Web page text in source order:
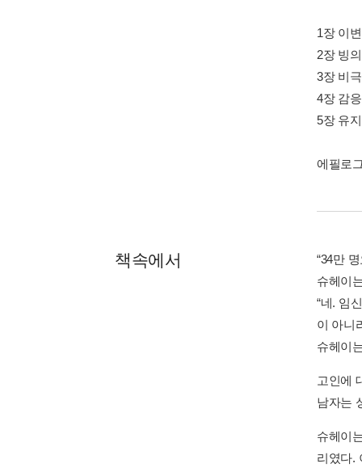
1장 이변
2장 빙의
3장 비극
4장 감응
5장 유지
에필로
책속에서
“34만 명
슈헤이
“네. 임
이 아니
슈헤이
고인에
남자는
슈헤이
리였다.